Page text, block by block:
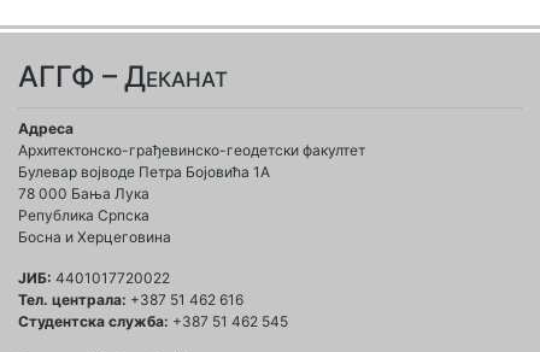
АГГФ – Деканат
Адреса
Архитектонско-грађевинско-геодетски факултет
Булевар војводе Петра Бојовића 1A
78 000 Бања Лука
Република Српска
Босна и Херцеговина
ЈИБ: 4401017720022
Тел. централа: +387 51 462 616
Студентска служба: +387 51 462 545